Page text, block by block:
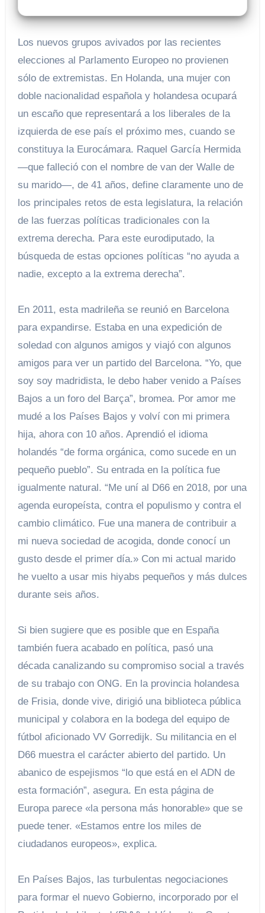
Los nuevos grupos avivados por las recientes
elecciones al Parlamento Europeo no provienen
sólo de extremistas. En Holanda, una mujer con
doble nacionalidad española y holandesa ocupará
un escaño que representará a los liberales de la
izquierda de ese país el próximo mes, cuando se
constituya la Eurocámara. Raquel García Hermida
—que falleció con el nombre de van der Walle de
su marido—, de 41 años, define claramente uno de
los principales retos de esta legislatura, la relación
de las fuerzas políticas tradicionales con la
extrema derecha. Para este eurodiputado, la
búsqueda de estas opciones políticas “no ayuda a
nadie, excepto a la extrema derecha”.
En 2011, esta madrileña se reunió en Barcelona
para expandirse. Estaba en una expedición de
soledad con algunos amigos y viajó con algunos
amigos para ver un partido del Barcelona. “Yo, que
soy soy madridista, le debo haber venido a Países
Bajos a un foro del Barça”, bromea. Por amor me
mudé a los Países Bajos y volví con mi primera
hija, ahora con 10 años. Aprendió el idioma
holandés “de forma orgánica, como sucede en un
pequeño pueblo”. Su entrada en la política fue
igualmente natural. “Me uní al D66 en 2018, por una
agenda europeísta, contra el populismo y contra el
cambio climático. Fue una manera de contribuir a
mi nueva sociedad de acogida, donde conocí un
gusto desde el primer día.» Con mi actual marido
he vuelto a usar mis hiyabs pequeños y más dulces
durante seis años.
Si bien sugiere que es posible que en España
también fuera acabado en política, pasó una
década canalizando su compromiso social a través
de su trabajo con ONG. En la provincia holandesa
de Frisia, donde vive, dirigió una biblioteca pública
municipal y colabora en la bodega del equipo de
fútbol aficionado VV Gorredijk. Su militancia en el
D66 muestra el carácter abierto del partido. Un
abanico de espejismos “lo que está en el ADN de
esta formación”, asegura. En esta página de
Europa parece «la persona más honorable» que se
puede tener. «Estamos entre los miles de
ciudadanos europeos», explica.
En Países Bajos, las turbulentas negociaciones
para formar el nuevo Gobierno, incorporado por el